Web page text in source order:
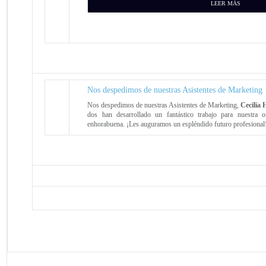
LEER MÁS
Nos despedimos de nuestras Asistentes de Marketing
Nos despedimos de nuestras Asistentes de Marketing,Cecilia
dos han desarrollado un fantástico trabajo para nuestra
enhorabuena. ¡Les auguramos un espléndido futuro